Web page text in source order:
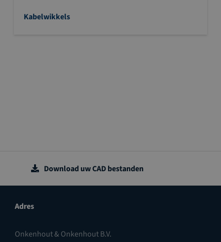
Kabelwikkels
Download uw CAD bestanden
Adres
Onkenhout & Onkenhout B.V.